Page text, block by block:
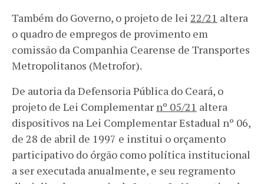
Também do Governo, o projeto de lei 22/21 altera
o quadro de empregos de provimento em
comissão da Companhia Cearense de Transportes
Metropolitanos (Metrofor).
De autoria da Defensoria Pública do Ceará, o
projeto de Lei Complementar nº 05/21 altera
dispositivos na Lei Complementar Estadual nº 06,
de 28 de abril de 1997 e institui o orçamento
participativo do órgão como política institucional
a ser executada anualmente, e seu regramento